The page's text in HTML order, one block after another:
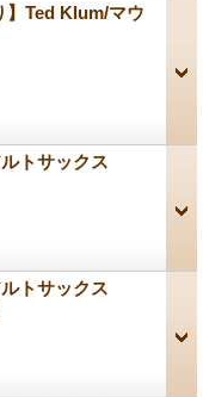
】Ted Klum/マウ
トサックス
トサックス